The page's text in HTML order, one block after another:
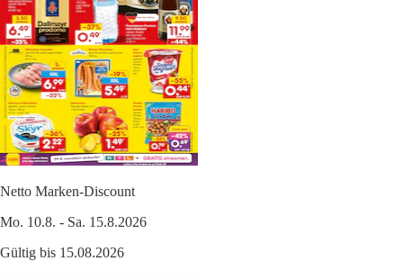
Netto Marken-Discount
Mo. 10.8. - Sa. 15.8.2026
Gültig bis 15.08.2026